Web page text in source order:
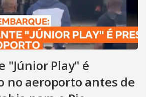
"Júnior Play" é
no aeroporto antes de